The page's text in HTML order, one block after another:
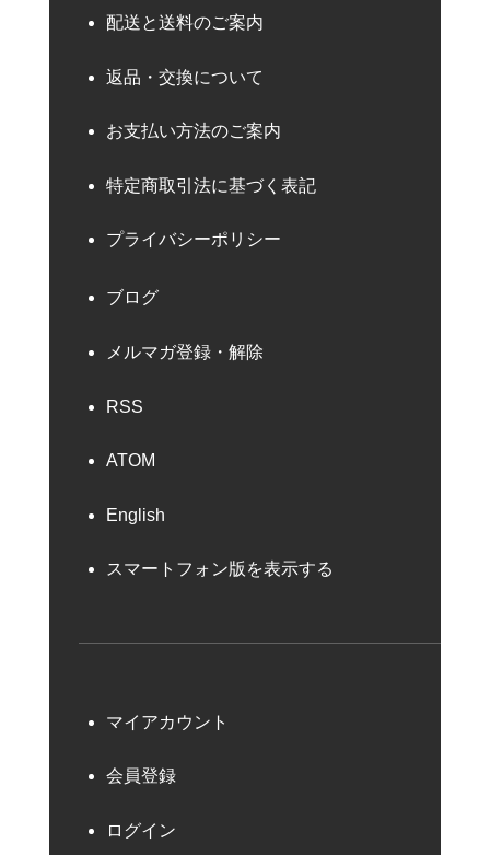
配送と送料のご案内
返品・交換について
お支払い方法のご案内
特定商取引法に基づく表記
プライバシーポリシー
ブログ
メルマガ登録・解除
RSS
ATOM
English
スマートフォン版を表示する
マイアカウント
会員登録
ログイン